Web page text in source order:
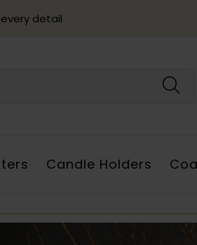
every detail
Candle Holders